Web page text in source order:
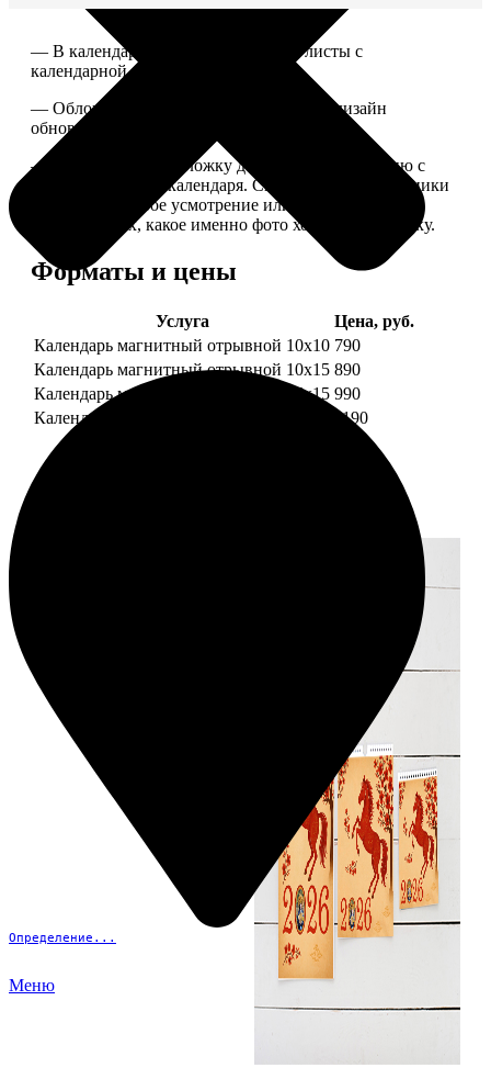
Определение...
Меню
— В календаре 13 листов: обложка+листы с
календарной сеткой.
— Обложка для календаря стандартная, дизайн
обновляем каждый год.
— В кружочек на обложку добавляем фотографию с
одной из страниц календаря. Снимок наши сотрудники
выбирают на свое усмотрение или пишите в
комментариях, какое именно фото хотите на обложку.
Форматы и цены
Услуга
Цена, руб.
Календарь магнитный отрывной 10x10 790
Календарь магнитный отрывной 10x15 890
Календарь магнитный отрывной 15x15 990
Календарь магнитный отрывной 15x20
1190